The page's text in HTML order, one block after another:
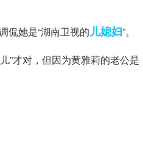
侃她是“湖南卫视的儿媳妇”。
”才对，但因为黄雅莉的老公是